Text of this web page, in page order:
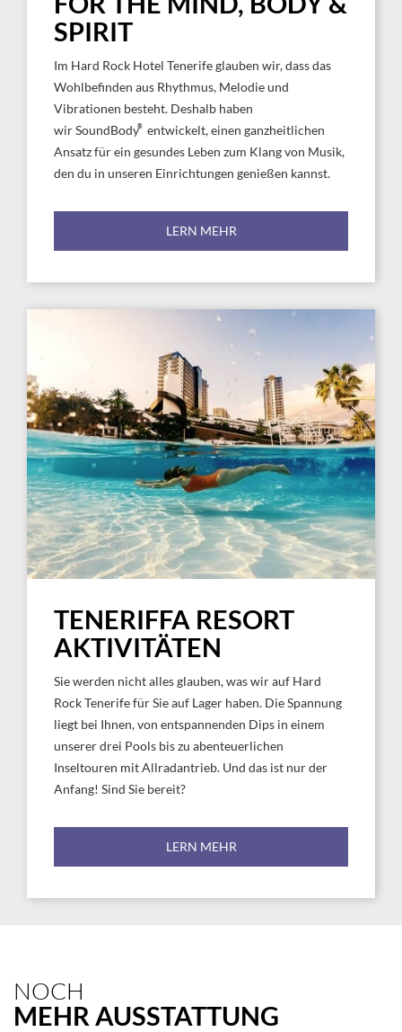
SPIRIT
Im Hard Rock Hotel Tenerife glauben wir, dass das
Wohlbefinden aus Rhythmus, Melodie und
Vibrationen besteht. Deshalb haben
wir SoundBody®
entwickelt, einen ganzheitlichen
Ansatz für ein gesundes Leben zum Klang von Musik,
den du in unseren Einrichtungen genießen kannst.
LERN MEHR
TENERIFFA RESORT
AKTIVITÄTEN
Sie werden nicht alles glauben, was wir auf Hard
Rock Tenerife für Sie auf Lager haben. Die Spannung
liegt bei Ihnen, von entspannenden Dips in einem
unserer drei Pools bis zu abenteuerlichen
Inseltouren mit Allradantrieb. Und das ist nur der
Anfang! Sind Sie bereit?
LERN MEHR
NOCH
MEHR AUSSTATTUNG